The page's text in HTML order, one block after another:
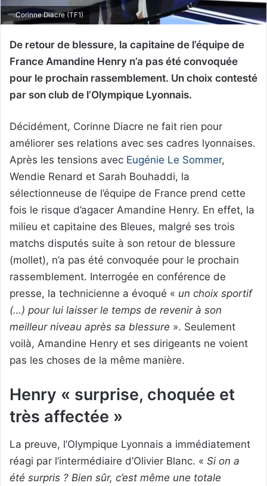
Corinne Diacre (TF1)
De retour de blessure, la capitaine de l’équipe de
France Amandine Henry n’a pas été convoquée
pour le prochain rassemblement. Un choix contesté
par son club de l’Olympique Lyonnais.
Décidément, Corinne Diacre ne fait rien pour
améliorer ses relations avec ses cadres lyonnaises.
Après les tensions avec Eugénie Le Sommer,
Wendie Renard et Sarah Bouhaddi, la
sélectionneuse de l’équipe de France prend cette
fois le risque d’agacer Amandine Henry. En effet, la
milieu et capitaine des Bleues, malgré ses trois
matchs disputés suite à son retour de blessure
(mollet), n’a pas été convoquée pour le prochain
rassemblement. Interrogée en conférence de
presse, la technicienne a évoqué « un choix sportif
(…) pour lui laisser le temps de revenir à son
meilleur niveau après sa blessure ». Seulement
voilà, Amandine Henry et ses dirigeants ne voient
pas les choses de la même manière.
Henry « surprise, choquée et
très affectée »
La preuve, l’Olympique Lyonnais a immédiatement
réagi par l’intermédiaire d’Olivier Blanc. « Si on a
été surpris ? Bien sûr, c’est même une totale